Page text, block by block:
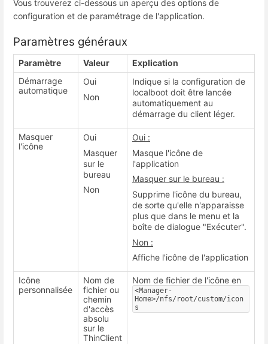
Vous trouverez ci-dessous un aperçu des options de
configuration et de paramétrage de l'application.
Paramètres généraux
Paramètre Valeur
Explication
Démarrage
automatique
Oui
Non
Indique si la configuration de
localboot doit être lancée
automatiquement au
démarrage du client léger.
Masquer
l'icône
Oui
Masquer
sur le
bureau
Non
Oui :
Masque l'icône de
l'application
Masquer sur le bureau :
Supprime l'icône du bureau,
de sorte qu'elle n'apparaisse
plus que dans le menu et la
boîte de dialogue "Exécuter".
Non :
Affiche l'icône de l'application
Icône
personnalisée
Nom de
fichier ou
chemin
d'accès
absolu
sur le
ThinClient
Nom de fichier de l'icône en
<Manager-
Home>/nfs/root/custom/icon
s